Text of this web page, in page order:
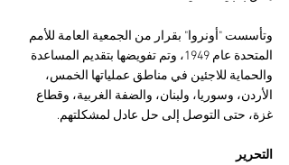
وتأسست "أونروا" بقرار من الجمعية العامة للأمم
المتحدة عام 1949، وتم تفويضها بتقديم المساعدة
والحماية للاجئين في مناطق عملياتها الخمس،
الأردن، وسوريا، ولبنان، والضفة الغربية، وقطاع
غزة، حتى التوصل إلى حل عادل لمشكلتهم.
التحرير